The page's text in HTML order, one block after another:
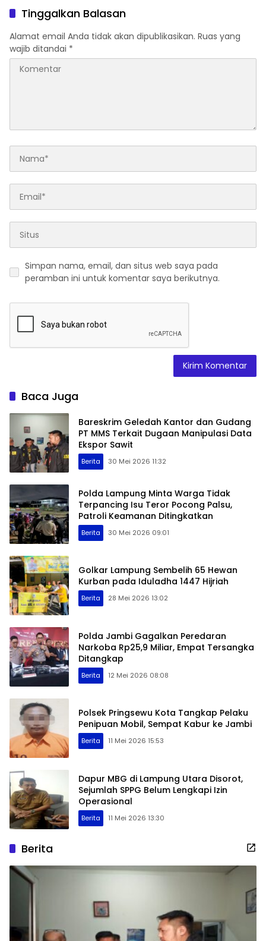
Tinggalkan Balasan
Alamat email Anda tidak akan dipublikasikan. Ruas yang
wajib ditandai *
Simpan nama, email, dan situs web saya pada
peramban ini untuk komentar saya berikutnya.
Baca Juga
Bareskrim Geledah Kantor dan Gudang
PT MMS Terkait Dugaan Manipulasi Data
Ekspor Sawit
Berita 30 Mei 2026 11:32
Polda Lampung Minta Warga Tidak
Terpancing Isu Teror Pocong Palsu,
Patroli Keamanan Ditingkatkan
Berita 30 Mei 2026 09:01
Golkar Lampung Sembelih 65 Hewan
Kurban pada Iduladha 1447 Hijriah
Berita 28 Mei 2026 13:02
Polda Jambi Gagalkan Peredaran
Narkoba Rp25,9 Miliar, Empat Tersangka
Ditangkap
Berita 12 Mei 2026 08:08
Polsek Pringsewu Kota Tangkap Pelaku
Penipuan Mobil, Sempat Kabur ke Jambi
Berita 11 Mei 2026 15:53
Dapur MBG di Lampung Utara Disorot,
Sejumlah SPPG Belum Lengkapi Izin
Operasional
Berita 11 Mei 2026 13:30
Berita